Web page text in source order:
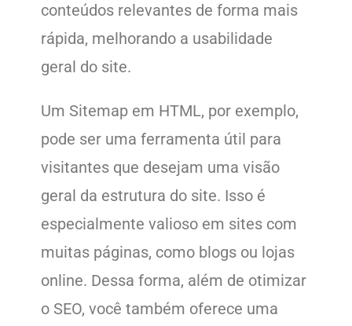
conteúdos relevantes de forma mais
rápida, melhorando a usabilidade
geral do site.
Um Sitemap em HTML, por exemplo,
pode ser uma ferramenta útil para
visitantes que desejam uma visão
geral da estrutura do site. Isso é
especialmente valioso em sites com
muitas páginas, como blogs ou lojas
online. Dessa forma, além de otimizar
o SEO, você também oferece uma